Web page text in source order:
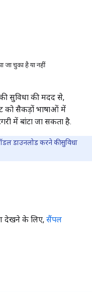
जा चुका है या नहीं
सुविधा की मदद से,
को सैकड़ों भाषाओं में
में बांटा जा सकता है.
डाउनलोड करने की सुविधा
देखने के लिए, सैंपल